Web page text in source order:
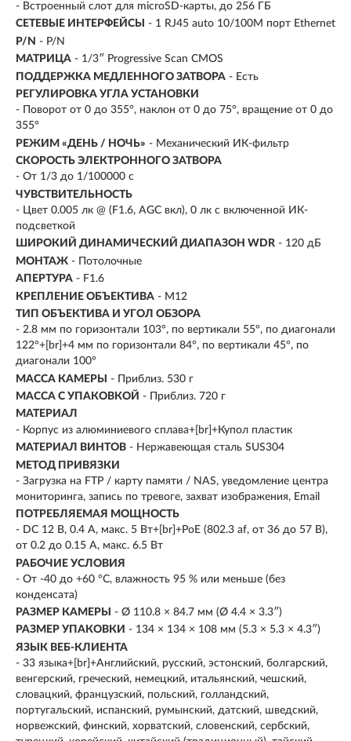
- Встроенный слот для microSD-карты, до 256 ГБ
СЕТЕВЫЕ ИНТЕРФЕЙСЫ
- 1 RJ45 auto 10/100M порт Ethernet
P/N - P/N
МАТРИЦА - 1/3″ Progressive Scan CMOS
ПОДДЕРЖКА МЕДЛЕННОГО ЗАТВОРА - Есть
РЕГУЛИРОВКА УГЛА УСТАНОВКИ
- Поворот от 0 до 355°, наклон от 0 до 75°, вращение от 0 до
355°
РЕЖИМ «ДЕНЬ / НОЧЬ» - Механический ИК-фильтр
СКОРОСТЬ ЭЛЕКТРОННОГО ЗАТВОРА
- От 1/3 до 1/100000 с
ЧУВСТВИТЕЛЬНОСТЬ
- Цвет 0.005 лк @ (F1.6, AGC вкл), 0 лк с включенной ИК-
подсветкой
ШИРОКИЙ ДИНАМИЧЕСКИЙ ДИАПАЗОН WDR - 120 дБ
МОНТАЖ - Потолочные
АПЕРТУРА - F1.6
КРЕПЛЕНИЕ ОБЪЕКТИВА - M12
ТИП ОБЪЕКТИВА И УГОЛ ОБЗОРА
- 2.8 мм по горизонтали 103°, по вертикали 55°, по диагонали
122°+[br]+4 мм по горизонтали 84°, по вертикали 45°, по
диагонали 100°
МАССА КАМЕРЫ
- Приблиз. 530 г
МАССА С УПАКОВКОЙ - Приблиз. 720 г
МАТЕРИАЛ
- Корпус из алюминиевого сплава+[br]+Купол пластик
МАТЕРИАЛ ВИНТОВ - Нержавеющая сталь SUS304
МЕТОД ПРИВЯЗКИ
- Загрузка на FTP / карту памяти / NAS, уведомление центра
мониторинга, запись по тревоге, захват изображения, Email
ПОТРЕБЛЯЕМАЯ МОЩНОСТЬ
- DC 12 В, 0.4 A, макс. 5 Вт+[br]+PoE (802.3 af, от 36 до 57 В),
от 0.2 до 0.15 A, макс. 6.5 Вт
РАБОЧИЕ УСЛОВИЯ
- От -40 до +60 °C, влажность 95 % или меньше (без
конденсата)
РАЗМЕР КАМЕРЫ
- Ø 110.8 × 84.7 мм (Ø 4.4 × 3.3″)
РАЗМЕР УПАКОВКИ - 134 × 134 × 108 мм (5.3 × 5.3 × 4.3″)
ЯЗЫК ВЕБ-КЛИЕНТА
- 33 языка+[br]+Английский, русский, эстонский, болгарский,
венгерский, греческий, немецкий, итальянский, чешский,
словацкий, французский, польский, голландский,
португальский, испанский, румынский, датский, шведский,
норвежский, финский, хорватский, словенский, сербский,